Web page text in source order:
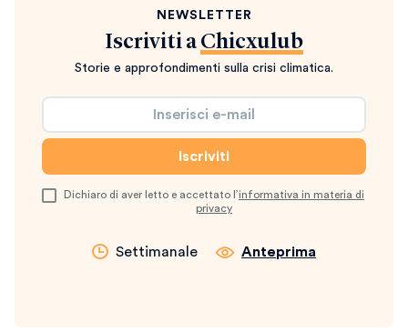
NEWSLETTER
Iscriviti a Chicxulub
Storie e approfondimenti sulla crisi climatica.
Dichiaro di aver letto e accettato l’informativa in materia di
privacy
Settimanale Anteprima